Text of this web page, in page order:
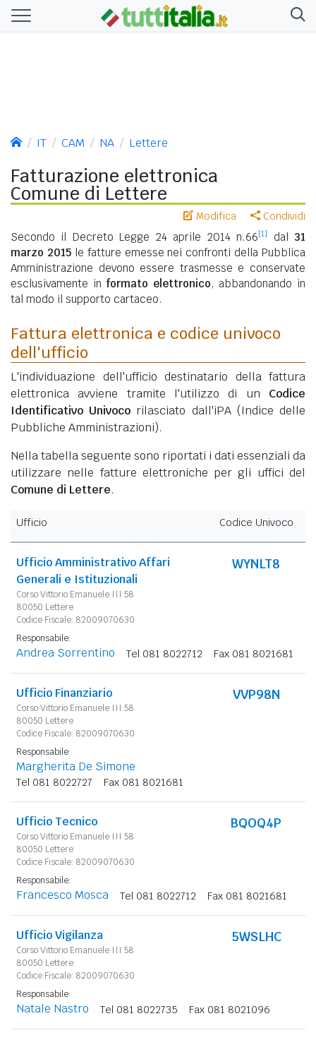
IT CAM NA Lettere
Fatturazione elettronica
Comune di Lettere
Modifica Condividi
Secondo il Decreto Legge 24 aprile 2014 n.66[1] dal 31
marzo 2015le fatture emesse nei confronti della Pubblica
Amministrazione devono essere trasmesse e conservate
esclusivamente in formato elettronico, abbandonando in
tal modo il supporto cartaceo.
Fattura elettronica e codice univoco
dell'ufficio
L'individuazione dell'ufficio destinatario della fattura
elettronica avviene tramite l'utilizzo di un Codice
Identificativo Univoco rilasciato dall'iPA (Indice delle
Pubbliche Amministrazioni).
Nella tabella seguente sono riportati i dati essenziali da
utilizzare nelle fatture elettroniche per gli uffici del
Comune di Lettere.
Ufficio Codice Univoco
Ufficio Amministrativo Affari
Generali e Istituzionali
Corso Vittorio Emanuele III 58
80050 Lettere
Codice Fiscale: 82009070630
WYNLT8
Responsabile:
Andrea Sorrentino Tel 081 8022712 Fax 081 8021681
Ufficio Finanziario
Corso Vittorio Emanuele III 58
80050 Lettere
Codice Fiscale: 82009070630
VVP98N
Responsabile:
Margherita De Simone
Tel 081 8022727 Fax 081 8021681
Ufficio Tecnico
Corso Vittorio Emanuele III 58
80050 Lettere
Codice Fiscale: 82009070630
BQOQ4P
Responsabile:
Francesco Mosca Tel 081 8022712 Fax 081 8021681
Ufficio Vigilanza
Corso Vittorio Emanuele III 58
80050 Lettere
Codice Fiscale: 82009070630
5WSLHC
Responsabile:
Natale Nastro Tel 081 8022735 Fax 081 8021096